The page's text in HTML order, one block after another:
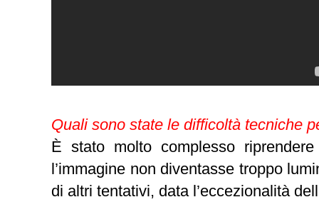
Quali sono state le difficoltà tecniche
È stato molto complesso
l’immagine non diventasse troppo
di altri tentativi, data l’eccezionalità